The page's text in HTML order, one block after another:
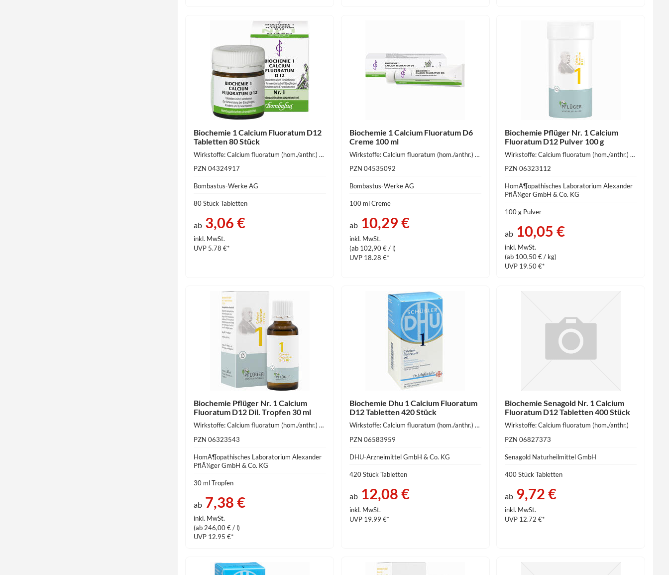
Biochemie 1 Calcium Fluoratum D12
Tabletten 80 Stück
Wirkstoffe: Calcium fluoratum (hom./anthr.) 250 mg
PZN 04324917
Bombastus-Werke AG
80 Stück Tabletten
ab 3,06 €
inkl. MwSt.
UVP 5.78 €*
Biochemie 1 Calcium Fluoratum D6
Creme 100 ml
Wirkstoffe: Calcium fluoratum (hom./anthr.) 10 mg
PZN 04535092
Bombastus-Werke AG
100 ml Creme
ab10,29 €
inkl. MwSt.
(ab 102,90 € / l)
UVP 18.28 €*
Biochemie Pflüger Nr. 1 Calcium
Fluoratum D12 Pulver 100 g
Wirkstoffe: Calcium fluoratum (hom./anthr.) 1 g
PZN 06323112
HomÃ¶opathisches Laboratorium Alexander
PflÃ¼ger GmbH & Co. KG
100 g Pulver
ab 10,05 €
inkl. MwSt.
(ab 100,50 € / kg)
UVP 19.50 €*
Biochemie Pflüger Nr. 1 Calcium
Fluoratum D12 Dil. Tropfen 30 ml
Wirkstoffe: Calcium fluoratum (hom./anthr.) 1 g
PZN 06323543
HomÃ¶opathisches Laboratorium Alexander
PflÃ¼ger GmbH & Co. KG
30 ml Tropfen
ab 7,38 €
inkl. MwSt.
(ab 246,00 € / l)
UVP 12.95 €*
Biochemie Dhu 1 Calcium Fluoratum
D12 Tabletten 420 Stück
Wirkstoffe: Calcium fluoratum (hom./anthr.) 250 mg
PZN 06583959
DHU-Arzneimittel GmbH & Co. KG
420 Stück Tabletten
ab12,08 €
inkl. MwSt.
UVP 19.99 €*
Biochemie Senagold Nr. 1 Calcium
Fluoratum D12 Tabletten 400 Stück
Wirkstoffe: Calcium fluoratum (hom./anthr.)
PZN 06827373
Senagold Naturheilmittel GmbH
400 Stück Tabletten
ab 9,72 €
inkl. MwSt.
UVP 12.72 €*